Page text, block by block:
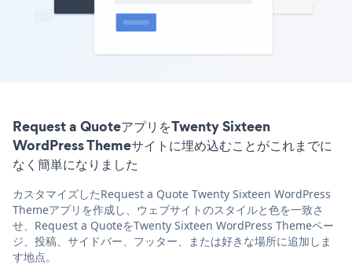
Request a QuoteアプリをTwenty Sixteen
WordPress Themeサイトに埋め込むことがこれまでに
なく簡単になりました
カスタマイズしたRequest a Quote Twenty Sixteen WordPress
Themeアプリを作成し、ウェブサイトのスタイルと色を一致さ
せ、Request a QuoteをTwenty Sixteen WordPress Themeペー
ジ、投稿、サイドバー、フッター、または好きな場所に追加しま
す地点。